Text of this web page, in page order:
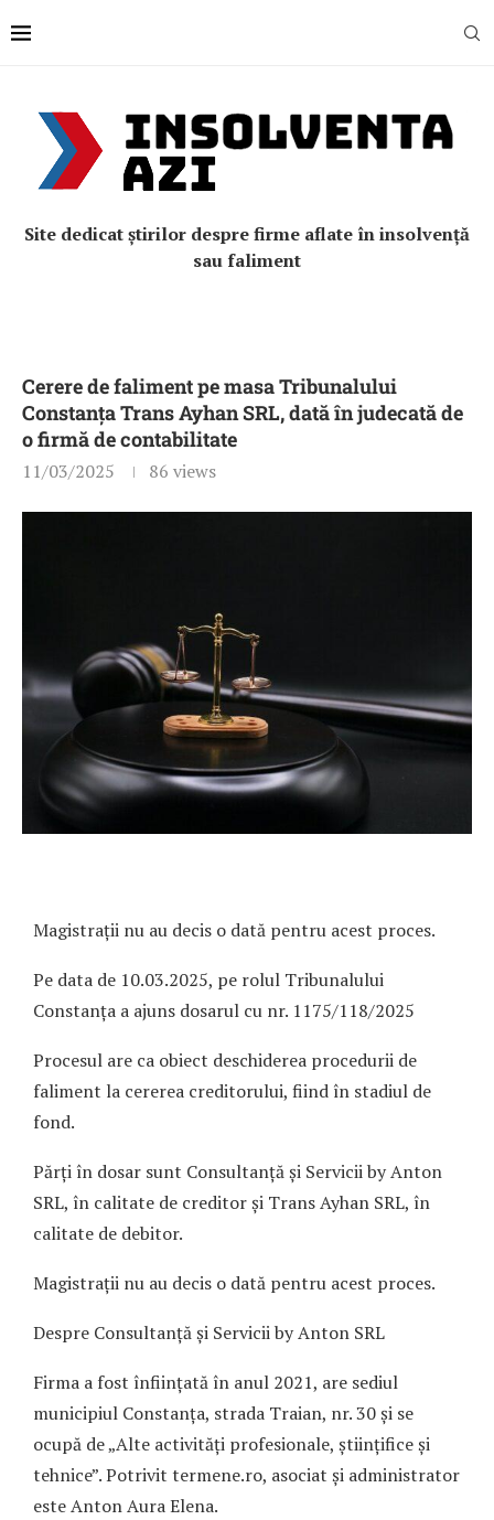
Site dedicat știrilor despre firme aflate în insolvență
sau faliment
Cerere de faliment pe masa Tribunalului
Constanța Trans Ayhan SRL, dată în judecată de
o firmă de contabilitate
11/03/2025 86 views
Magistrații nu au decis o dată pentru acest proces.
Pe data de 10.03.2025, pe rolul Tribunalului
Constanța a ajuns dosarul cu nr. 1175/118/2025
Procesul are ca obiect deschiderea procedurii de
faliment la cererea creditorului, fiind în stadiul de
fond.
Părți în dosar sunt Consultanță și Servicii by Anton
SRL, în calitate de creditor și Trans Ayhan SRL, în
calitate de debitor.
Magistrații nu au decis o dată pentru acest proces.
Despre Consultanță și Servicii by Anton SRL
Firma a fost înființată în anul 2021, are sediul
municipiul Constanța, strada Traian, nr. 30 și se
ocupă de „Alte activități profesionale, științifice și
tehnice”. Potrivit termene.ro, asociat și administrator
este Anton Aura Elena.